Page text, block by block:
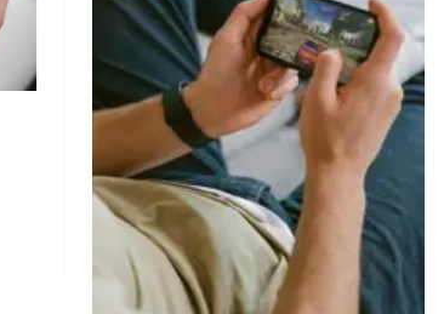
Online-kasinot
Suomessa: digitaalisen
pelaamisen nousu
23 helmikuun, 2026 Olivia Aho